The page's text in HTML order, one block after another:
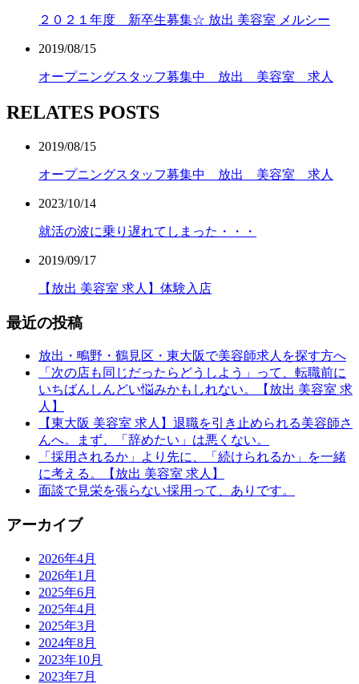
２０２１年度 新卒生募集☆ 放出 美容室 メルシー
2019/08/15
オープニングスタッフ募集中 放出 美容室 求人
RELATES POSTS
2019/08/15
オープニングスタッフ募集中 放出 美容室 求人
2023/10/14
就活の波に乗り遅れてしまった・・・
2019/09/17
【放出 美容室 求人】体験入店
最近の投稿
放出・鴫野・鶴見区・東大阪で美容師求人を探す方へ
「次の店も同じだったらどうしよう」って、転職前に
いちばんしんどい悩みかもしれない。【放出 美容室 求
人】
【東大阪 美容室 求人】退職を引き止められる美容師さ
んへ。まず、「辞めたい」は悪くない。
「採用されるか」より先に、「続けられるか」を一緒
に考える。【放出 美容室 求人】
面談で見栄を張らない採用って、ありです。
アーカイブ
2026年4月
2026年1月
2025年6月
2025年4月
2025年3月
2024年8月
2023年10月
2023年7月